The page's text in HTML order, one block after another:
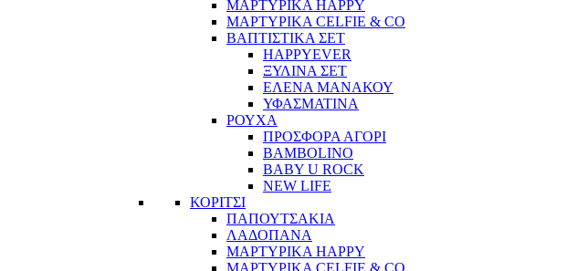
ΜΑΡΤΥΡΙΚΑ HAPPY
ΜΑΡΤΥΡΙΚΑ CELFIE & CO
ΒΑΠΤΙΣΤΙΚΑ ΣΕΤ
HAPPYEVER
ΞΥΛΙΝΑ ΣΕΤ
ΕΛΕΝΑ ΜΑΝΑΚΟΥ
ΥΦΑΣΜΑΤΙΝΑ
ΡΟΥΧΑ
ΠΡΟΣΦΟΡΑ ΑΓΟΡΙ
BAMBOLINO
BABY U ROCK
NEW LIFE
ΚΟΡΙΤΣΙ
ΠΑΠΟΥΤΣΑΚΙΑ
ΛΑΔΟΠΑΝΑ
ΜΑΡΤΥΡΙΚΑ HAPPY
ΜΑΡΤΥΡΙΚΑ CELFIE & CO